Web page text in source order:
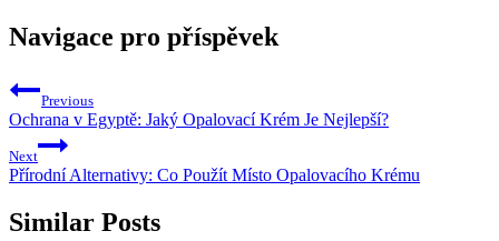
Navigace pro příspěvek
Previous
Ochrana v Egyptě: Jaký Opalovací Krém Je Nejlepší?
Next
Přírodní Alternativy: Co Použít Místo Opalovacího Krému
Similar Posts